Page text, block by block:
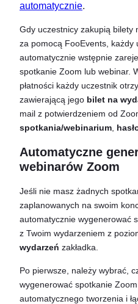
automatycznie.
Gdy uczestnicy zakupią bilety
za pomocą FooEvents, każdy
automatycznie wstępnie
spotkanie Zoom lub webinar.
płatności każdy uczestnik
zawierającą jego bilet na
mail z potwierdzeniem od
spotkania/webinarium
Automatyczne
webinarów Zoom
Jeśli nie masz żadnych
zaplanowanych na swoim
automatycznie wygenerować
z Twoim wydarzeniem z
wydarzeń zakładka.
Po pierwsze, należy wybrać,
wygenerować spotkanie
automatycznego tworzenia i